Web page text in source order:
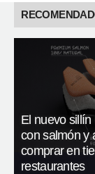
El nuevo
con salmón y
comprar en
restaurantes